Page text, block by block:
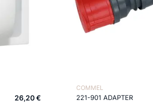
26,20 €
COMMEL
221-901 ADAPTER